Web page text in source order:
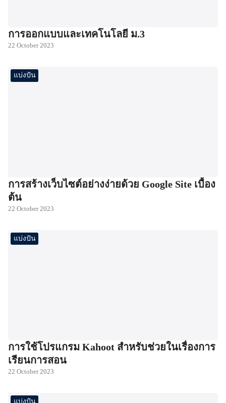
การออกแบบและเทคโนโลยี ม.3
22 October 2023
แบ่งปัน
การสร้างเว็บไซต์อย่างง่ายด้วย Google Site เบื้อง
ต้น
22 October 2023
แบ่งปัน
การใช้โปรแกรม Kahoot สำหรับช่วยในเรื่องการ
เรียนการสอน
22 October 2023
แบ่งปัน